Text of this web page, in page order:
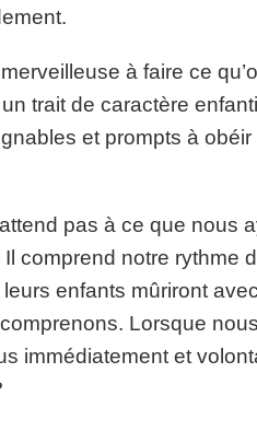
à faire ce
trait de caractère
et prompts à
pas à ce que nous
comprend notre rythme
enfants mûriront
Lorsque
immédiatement et